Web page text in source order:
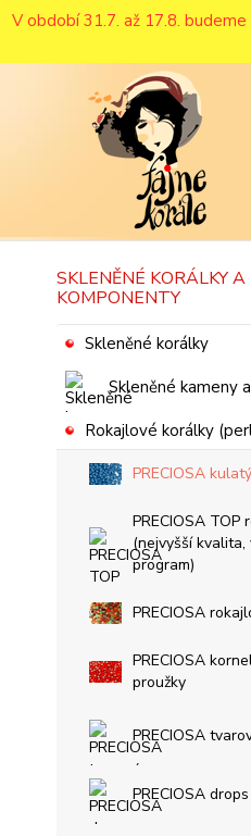
V období 31.7. až 17.8.
SKLENĚNÉ KORÁLKY A
KOMPONENTY
Skleněné korálky
Skleněné kameny
Rokajlové korálky
PRECIOSA
PRECIOSA TOP
(nejvyšší kvalita,
program)
PRECIOSA
PRECIOSA
proužky
PRECIOSA
PRECIOSA drops